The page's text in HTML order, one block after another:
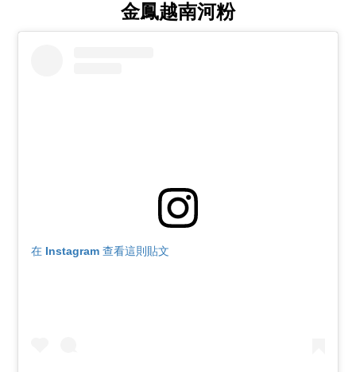
金鳳越南河粉
在 Instagram 查看這則貼文